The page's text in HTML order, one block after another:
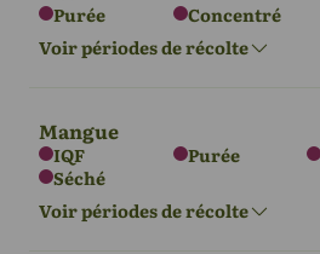
Amérique du
Nord
L'Europe Asie
Amérique du
Nord
Sud
Purée
Concentré
Voir périodes de récolte
L'Europe
Juin - Juillet Mai - juillet
Mangue
IQF Purée
Séché
Voir périodes de récolte